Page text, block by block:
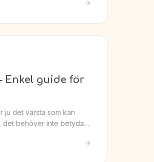
Enkel guide för
ju det värsta som kan
det behöver inte betyda…